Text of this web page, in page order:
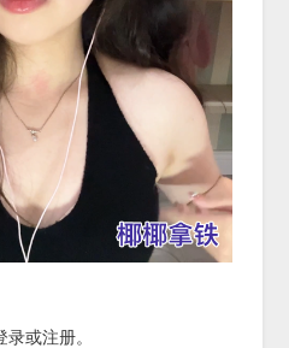
或注册。